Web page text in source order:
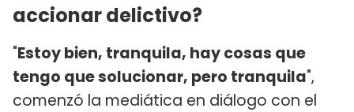
accionar delictivo?
"Estoy bien, tranquila, hay cosas que
tengo que solucionar, pero tranquila",
comenzó la mediática en diálogo con el